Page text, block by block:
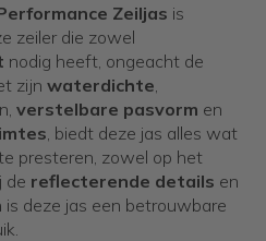
Zeiljas is
zeiler die zowel
nodig heeft, ongeacht de
zijn waterdichte
verstelbare pasvorm en
, biedt deze jas alles wat
presteren, zowel op het
de reflecterende details en
is deze jas een betrouwbare